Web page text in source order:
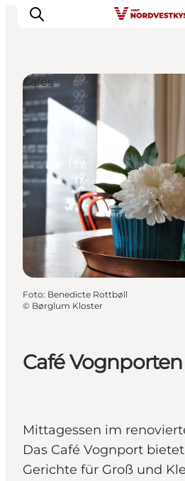
Urlaubsorte
Inspiration
Events
Unterkunft
Mach deine
Café Vognporten
Mittagessen im
Das Café Vognport
Gerichte für Groß und
Cafés
Foto: Benedicte Rottbøll
© Børglum Kloster